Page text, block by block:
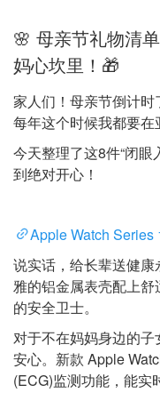
🌸 母亲节礼物清
妈心坎里！🎁
家人们！母亲节倒计
每年这个时候我都要在
今天整理了这8件“闭眼
到绝对开心！
Apple Watch Series
说实话，给长辈送健
雅的铝金属表壳配上
的安全卫士。
对于不在妈妈身边的
安心。新款 Apple
(ECG)监测功能，能实